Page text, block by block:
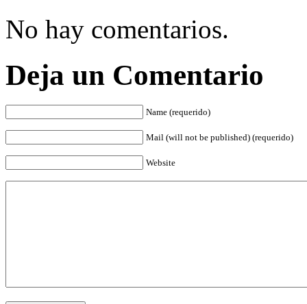
No hay comentarios.
Deja un Comentario
Name (requerido)
Mail (will not be published) (requerido)
Website